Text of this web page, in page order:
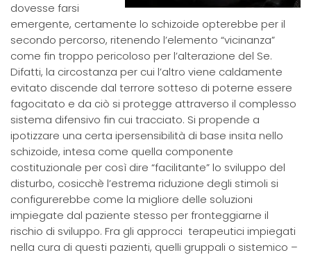
dovesse farsi
emergente, certamente lo schizoide opterebbe per il
secondo percorso, ritenendo l’elemento “vicinanza”
come fin troppo pericoloso per l’alterazione del Se.
Difatti, la circostanza per cui l’altro viene caldamente
evitato discende dal terrore sotteso di poterne essere
fagocitato e da ciò si protegge attraverso il complesso
sistema difensivo fin cui tracciato. Si propende a
ipotizzare una certa ipersensibilità di base insita nello
schizoide, intesa come quella componente
costituzionale per così dire “facilitante” lo sviluppo del
disturbo, cosicchè l’estrema riduzione degli stimoli si
configurerebbe come la migliore delle soluzioni
impiegate dal paziente stesso per fronteggiarne il
rischio di sviluppo. Fra gli approcci terapeutici impiegati
nella cura di questi pazienti, quelli gruppali o sistemico –